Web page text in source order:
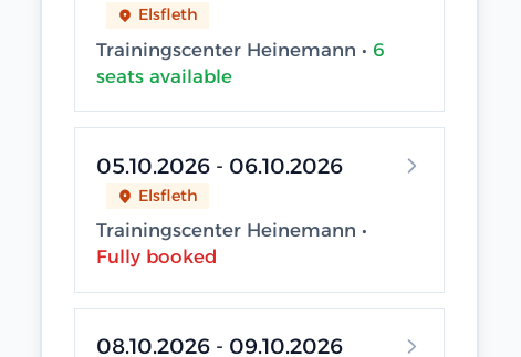
Elsfleth
Trainingscenter Heinemann • 6
seats available
05.10.2026 - 06.10.2026
Elsfleth
Trainingscenter Heinemann •
Fully booked
08.10.2026 - 09.10.2026